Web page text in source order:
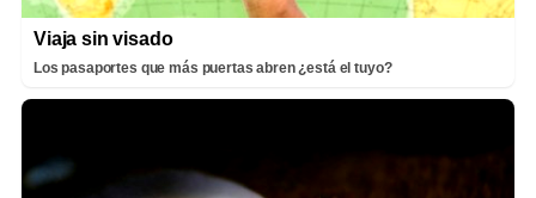
Viaja sin visado
Los pasaportes que más puertas abren ¿está el tuyo?